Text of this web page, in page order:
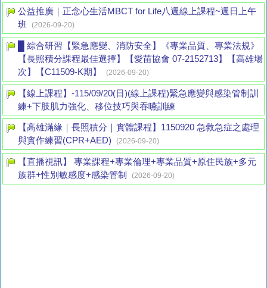
公益推廣｜正念心生活MBCT for Life八週線上課程~週日上午
班
(2026-09-20)
█ 綜合研習【緊急應變、消防安全】《專業品質、專業法規》
【長照積分課程最佳選擇】【愛苗協會 07-2152713】【高雄場
次】【C11509-K期】
(2026-09-20)
【線上課程】-115/09/20(日)(線上課程)緊急應變與感染管制訓
練+下肢肌力強化、移位技巧與吞嚥訓練
【高雄滿緣｜長照積分｜實體課程】1150920 急救急症之處理
與實作練習(CPR+AED)
(2026-09-20)
【直播視訊】 專業課程+專業倫理+專業品質+原住民族+多元
族群+性別敏感度+感染管制
(2026-09-20)